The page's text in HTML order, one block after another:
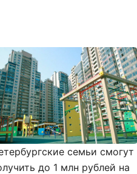
семьи смогут
до 1 млн рублей на